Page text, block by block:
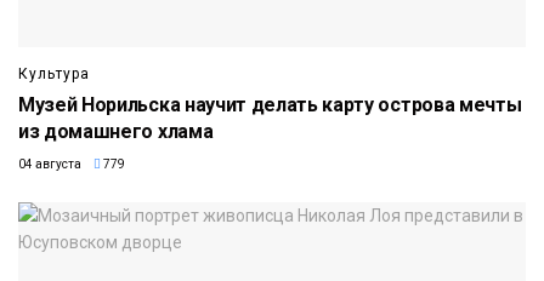
Культура
Музей Норильска научит делать карту острова мечты
из домашнего хлама
04 августа 779